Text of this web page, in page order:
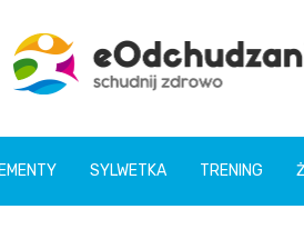
SYLWETKA TRENING